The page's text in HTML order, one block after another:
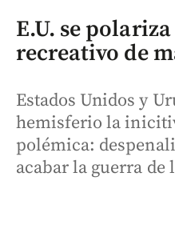
E.U. se
recreativo de
Estados Unidos y
hemisferio la
polémica:
acabar la guerra de